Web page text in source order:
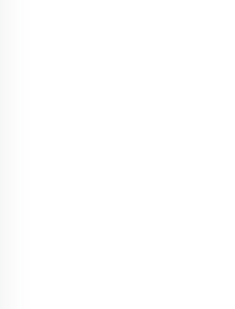
부터 신선한 과일과 채소
로부터 따로 보관하는 식
체계적으로 담아줍니다.
자연산 줄리백은 일상의
외출 시 책이나 태블릿도
공하며, 편안한 스트랩으
주얼 복장은 물론 사무실
히 수행합니다. 줄리백